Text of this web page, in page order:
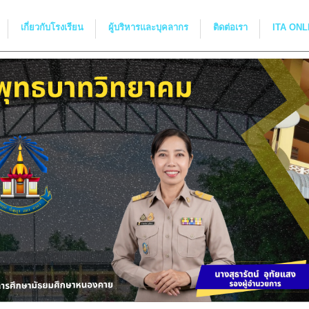
เกี่ยวกับโรงเรียน ผู้บริหารและบุคลากร ติดต่อเรา ITA